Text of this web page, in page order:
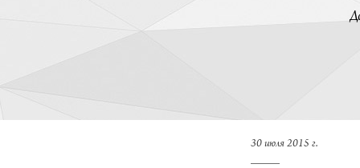
30 июля 2015 г.